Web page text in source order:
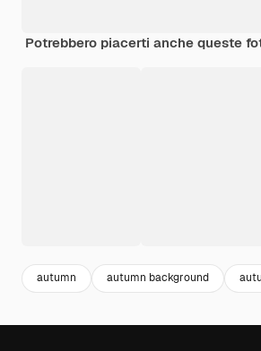
Potrebbero piacerti anche queste
autumn autumn background